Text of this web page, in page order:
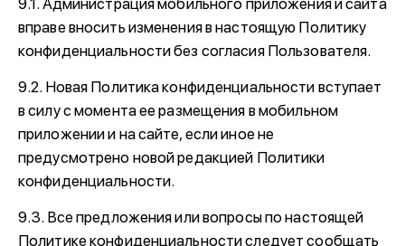
9.1. Администрация мобильного приложения и сайта
вправе вносить изменения в настоящую Политику
конфиденциальности без согласия Пользователя.
9.2. Новая Политика конфиденциальности вступает
в силу с момента ее размещения в мобильном
приложении и на сайте, если иное не
предусмотрено новой редакцией Политики
конфиденциальности.
9.3. Все предложения или вопросы по настоящей
Политике конфиденциальности следует сообщать